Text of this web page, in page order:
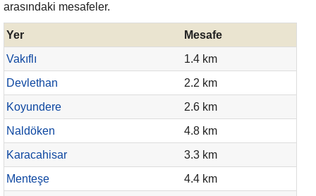
arasındaki mesafeler.
Yer
Mesafe
Vakıflı
1.4 km
Devlethan
2.2 km
Koyundere
2.6 km
Naldöken
4.8 km
Karacahisar
3.3 km
Menteşe
4.4 km